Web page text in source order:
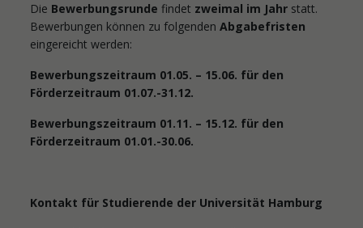
Die Bewerbungsrundefindet zweimal im Jahr statt.
Bewerbungen können zu folgendenAbgabefristen
eingereicht werden:
Bewerbungszeitraum 01.05. – 15.06. für den
Förderzeitraum 01.07.-31.12.
Bewerbungszeitraum 01.11. – 15.12. für den
Förderzeitraum 01.01.-30.06.
Kontakt für Studierende der Universität Hamburg